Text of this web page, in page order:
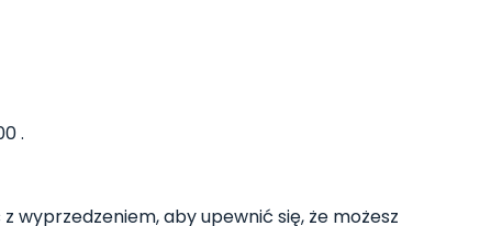
.
wyprzedzeniem, aby upewnić się, że możesz